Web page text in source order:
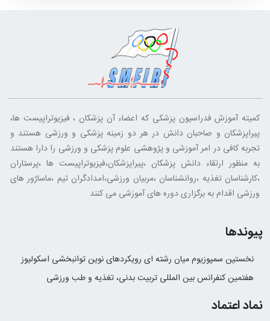
کمیته آموزش فدراسیون پزشکی که اعضاء آن پزشکان ، فیزیوتراپیست ها،
پیراپزشکان و صاحبان دانش در هر دو زمینه پزشکی و ورزشی هستند و
تجربه کافی در امر آموزشی و پژوهشی علوم پزشکی و ورزشی را دارا هستند
به منظور ارتقاء دانش پزشکان ،پیراپزشکان،فیزیوتراپیست ها ،پرستاران
،کارشناسان تغذیه ،روانشناسان ،مربیان ورزشی،امدادگران تیم ،ماساژور های
ورزشی اقدام به برگزاری دوره های آموزشی می کنند
پیوندها
نخستین سمپوزیوم میان رشته ای رویکردهای نوین توانبخشی اسکولیوز
هفتمین کنفرانس بین المللی تربیت بدنی، تغذیه و طب ورزشی
نماد اعتماد